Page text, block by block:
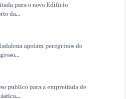
para o novo Edifício
da...
apoiam peregrinos do
publico para a empreitada de